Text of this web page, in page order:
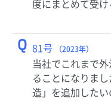
度にまとめて受
Q 81号 （2023年）
当社でこれまで
ることになりま
造」を追加した